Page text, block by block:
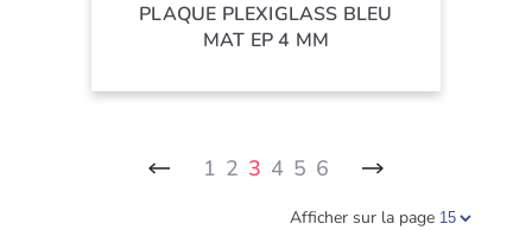
PLAQUE PLEXIGLASS BLEU
MAT EP 4 MM
1 2 3 4 5 6
Afficher sur la page